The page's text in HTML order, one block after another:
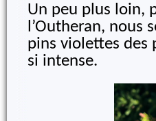
Un peu plus loin,
l’Outheran, nous
pins violettes des
si intense.